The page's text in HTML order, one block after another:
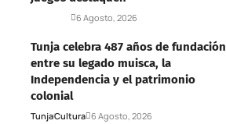
6 Agosto, 2026
Tunja celebra 487 años de fundación
entre su legado muisca, la
Independencia y el patrimonio
colonial
TunjaCultura 6 Agosto, 2026